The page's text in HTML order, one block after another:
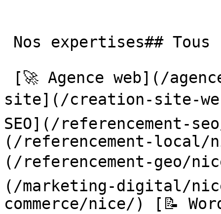
site](/creation-site-
SEO](/referencement-
(/referencement-local/
(/referencement-geo/
(/marketing-digital/
commerce/nice/) [📝